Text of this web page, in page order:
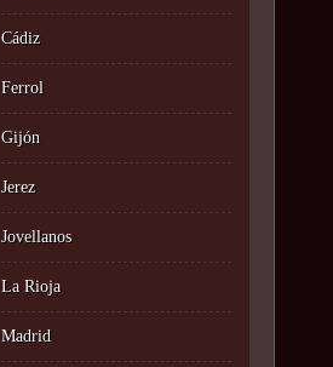
Cádiz
Ferrol
Gijón
Jerez
Jovellanos
La Rioja
Madrid